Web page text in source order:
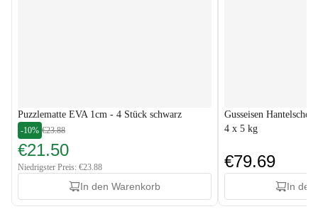
Puzzlematte EVA 1cm - 4 Stück schwarz
-10% €23.88
€21.50
Niedrigster Preis: €23.88
In den Warenkorb
Gusseisen
4 x 5 kg
€79.69
In den